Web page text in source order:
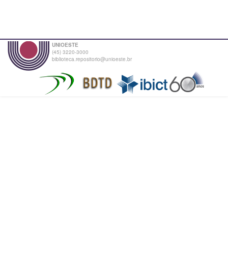
UNIOESTE
(45) 3220-3000
biblioteca.repositorio@unioeste.br